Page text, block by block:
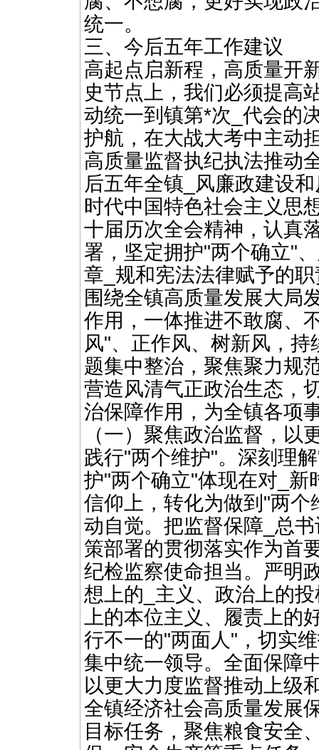
统一。
三、今后五年工作建议
高起点启新程，高质量开
史节点上，我们必须提高
动统一到镇第*次_代会的
护航，在大战大考中主动
高质量监督执纪执法推动
后五年全镇_风廉政建设
时代中国特色社会主义思
十届历次全会精神，认真
署，坚定拥护"两个确立"
章_规和宪法法律赋予的
围绕全镇高质量发展大局
作用，一体推进不敢腐、
风"、正作风、树新风，
题集中整治，聚焦聚力规
营造风清气正政治生态，
治保障作用，为全镇各项
（一）聚焦政治监督，以
践行"两个维护"。深刻理
护"两个确立"体现在对_新
信仰上，转化为做到"两
动自觉。把监督保障_总
策部署的贯彻落实作为首
纪检监察使命担当。严明
想上的_主义、政治上的
上的本位主义、履责上的
行不一的"两面人"，切实
集中统一领导。全面保障
以更大力度监督推动上级
全镇经济社会高质量发展
目标任务，聚焦粮食安全